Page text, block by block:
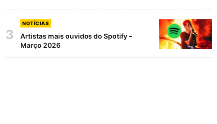
3
NOTÍCIAS
Artistas mais ouvidos do Spotify –
Março 2026